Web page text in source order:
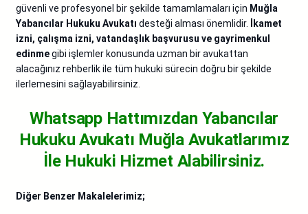
güvenli ve profesyonel bir şekilde tamamlamaları için Muğla
Yabancılar Hukuku Avukatı desteği alması önemlidir.
İkamet
izni, çalışma izni, vatandaşlık başvurusu ve gayrimenkul
edinmegibi işlemler konusunda uzman bir avukattan
alacağınız rehberlik ile tüm hukuki sürecin doğru bir şekilde
ilerlemesini sağlayabilirsiniz.
Whatsapp Hattımızdan Yabancılar
Hukuku Avukatı Muğla Avukatlarımız
İle Hukuki Hizmet Alabilirsiniz.
Diğer Benzer Makalelerimiz;